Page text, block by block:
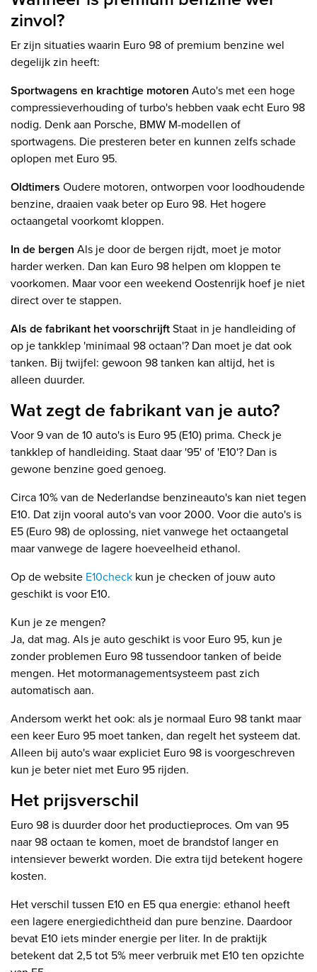
zinvol?
Er zijn situaties waarin Euro 98 of premium benzine wel
degelijk zin heeft:
Sportwagens en krachtige motoren Auto's met een hoge
compressieverhouding of turbo's hebben vaak echt Euro 98
nodig. Denk aan Porsche, BMW M-modellen of
sportwagens. Die presteren beter en kunnen zelfs schade
oplopen met Euro 95.
Oldtimers Oudere motoren, ontworpen voor loodhoudende
benzine, draaien vaak beter op Euro 98. Het hogere
octaangetal voorkomt kloppen.
In de bergen Als je door de bergen rijdt, moet je motor
harder werken. Dan kan Euro 98 helpen om kloppen te
voorkomen. Maar voor een weekend Oostenrijk hoef je niet
direct over te stappen.
Als de fabrikant het voorschrijftStaat in je handleiding of
op je tankklep 'minimaal 98 octaan'? Dan moet je dat ook
tanken. Bij twijfel: gewoon 98 tanken kan altijd, het is
alleen duurder.
Wat zegt de fabrikant van je auto?
Voor 9 van de 10 auto's is Euro 95 (E10) prima. Check je
tankklep of handleiding. Staat daar '95' of 'E10'? Dan is
gewone benzine goed genoeg.
Circa 10% van de Nederlandse benzineauto's kan niet tegen
E10. Dat zijn vooral auto's van voor 2000. Voor die auto's is
E5 (Euro 98) de oplossing, niet vanwege het octaangetal
maar vanwege de lagere hoeveelheid ethanol.
Op de website E10check kun je checken of jouw auto
geschikt is voor E10.
Kun je ze mengen?
Ja, dat mag. Als je auto geschikt is voor Euro 95, kun je
zonder problemen Euro 98 tussendoor tanken of beide
mengen. Het motormanagementsysteem past zich
automatisch aan.
Andersom werkt het ook: als je normaal Euro 98 tankt maar
een keer Euro 95 moet tanken, dan regelt het systeem dat.
Alleen bij auto's waar expliciet Euro 98 is voorgeschreven
kun je beter niet met Euro 95 rijden.
Het prijsverschil
Euro 98 is duurder door het productieproces. Om van 95
naar 98 octaan te komen, moet de brandstof langer en
intensiever bewerkt worden. Die extra tijd betekent hogere
kosten.
Het verschil tussen E10 en E5 qua energie: ethanol heeft
een lagere energiedichtheid dan pure benzine. Daardoor
bevat E10 iets minder energie per liter. In de praktijk
betekent dat 2,5 tot 5% meer verbruik met E10 ten opzichte